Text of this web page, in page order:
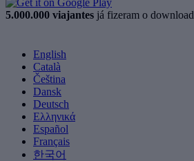
5.000.000 viajantes já fizeram o download
English
Català
Čeština
Dansk
Deutsch
Ελληνικά
Español
Français
한국어